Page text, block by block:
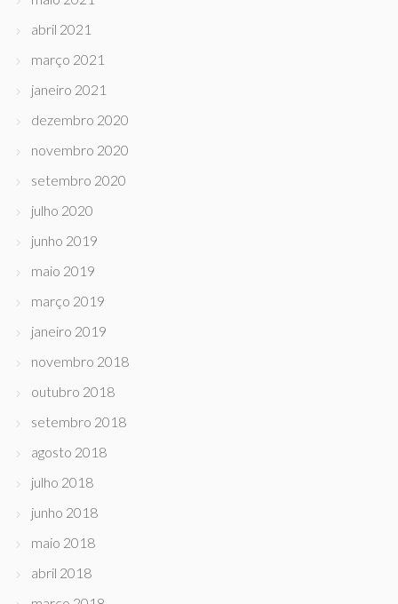
abril 2021
março 2021
janeiro 2021
dezembro 2020
novembro 2020
setembro 2020
julho 2020
junho 2019
maio 2019
março 2019
janeiro 2019
novembro 2018
outubro 2018
setembro 2018
agosto 2018
julho 2018
junho 2018
maio 2018
abril 2018